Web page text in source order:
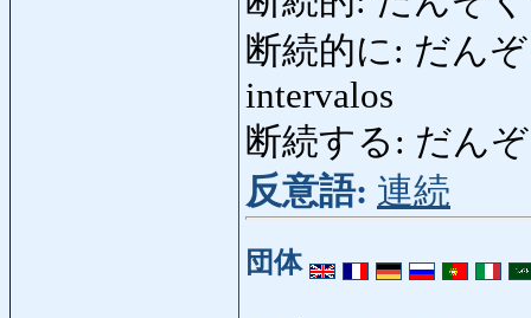
断続的に: だんぞ
intervalos
断続する: だん
反意語: 連続
団体